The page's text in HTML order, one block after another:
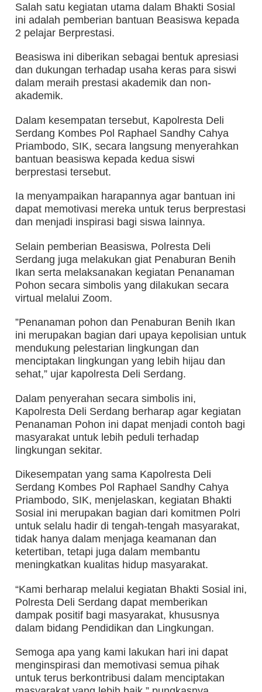
Salah satu kegiatan utama dalam Bhakti Sosial
ini adalah pemberian bantuan Beasiswa kepada
2 pelajar Berprestasi.
Beasiswa ini diberikan sebagai bentuk apresiasi
dan dukungan terhadap usaha keras para siswi
dalam meraih prestasi akademik dan non-
akademik.
Dalam kesempatan tersebut, Kapolresta Deli
Serdang Kombes Pol Raphael Sandhy Cahya
Priambodo, SIK, secara langsung menyerahkan
bantuan beasiswa kepada kedua siswi
berprestasi tersebut.
Ia menyampaikan harapannya agar bantuan ini
dapat memotivasi mereka untuk terus berprestasi
dan menjadi inspirasi bagi siswa lainnya.
Selain pemberian Beasiswa, Polresta Deli
Serdang juga melakukan giat Penaburan Benih
Ikan serta melaksanakan kegiatan Penanaman
Pohon secara simbolis yang dilakukan secara
virtual melalui Zoom.
”Penanaman pohon dan Penaburan Benih Ikan
ini merupakan bagian dari upaya kepolisian untuk
mendukung pelestarian lingkungan dan
menciptakan lingkungan yang lebih hijau dan
sehat,” ujar kapolresta Deli Serdang.
Dalam penyerahan secara simbolis ini,
Kapolresta Deli Serdang berharap agar kegiatan
Penanaman Pohon ini dapat menjadi contoh bagi
masyarakat untuk lebih peduli terhadap
lingkungan sekitar.
Dikesempatan yang sama Kapolresta Deli
Serdang Kombes Pol Raphael Sandhy Cahya
Priambodo, SIK, menjelaskan, kegiatan Bhakti
Sosial ini merupakan bagian dari komitmen Polri
untuk selalu hadir di tengah-tengah masyarakat,
tidak hanya dalam menjaga keamanan dan
ketertiban, tetapi juga dalam membantu
meningkatkan kualitas hidup masyarakat.
“Kami berharap melalui kegiatan Bhakti Sosial ini,
Polresta Deli Serdang dapat memberikan
dampak positif bagi masyarakat, khususnya
dalam bidang Pendidikan dan Lingkungan.
Semoga apa yang kami lakukan hari ini dapat
menginspirasi dan memotivasi semua pihak
untuk terus berkontribusi dalam menciptakan